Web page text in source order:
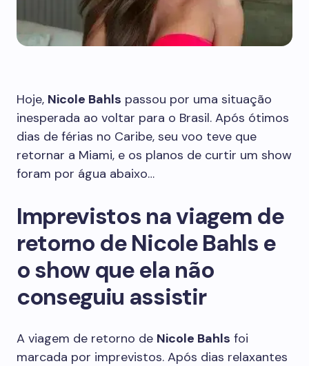
Hoje, Nicole Bahls passou por uma situação
inesperada ao voltar para o Brasil. Após ótimos
dias de férias no Caribe, seu voo teve que
retornar a Miami, e os planos de curtir um show
foram por água abaixo…
Imprevistos na viagem de
retorno de Nicole Bahls e
o show que ela não
conseguiu assistir
A viagem de retorno de Nicole Bahls foi
marcada por imprevistos. Após dias relaxantes